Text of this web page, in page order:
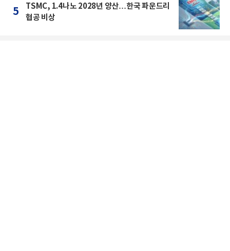
5
TSMC, 1.4나노 2028년 양산…한국 파운드리
협공 비상